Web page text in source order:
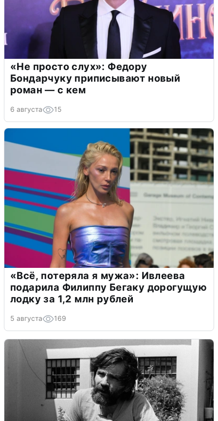
«Не просто слух»: Федору
Бондарчуку приписывают новый
роман — с кем
6 августа 15
«Всё, потеряла я мужа»: Ивлеева
подарила Филиппу Бегаку дорогущую
лодку за 1,2 млн рублей
5 августа 169